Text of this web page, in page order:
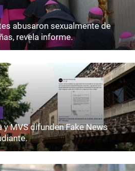
abusaron sexualmente de
revela informe.
y MVS difunden Fake News